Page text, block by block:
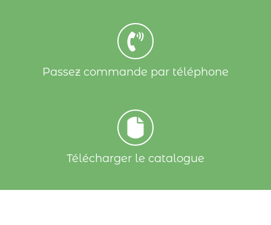
Passez commande par téléphone
Télécharger le catalogue